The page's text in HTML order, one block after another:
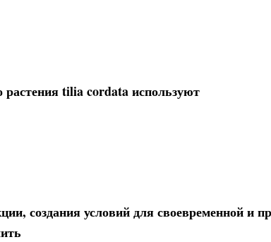
растения tilia cordata используют
создания условий для своевременной и